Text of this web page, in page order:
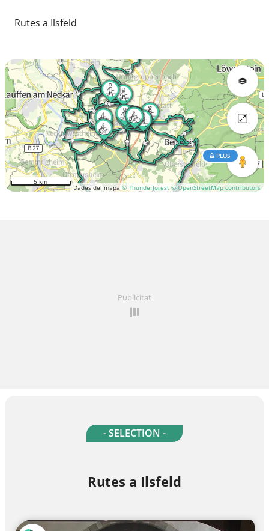
Rutes a Ilsfeld
Dades del mapa© Thunderforest © OpenStreetMap contributors
PLUS
5 km
Publicitat
- SELECTION -
Rutes a Ilsfeld